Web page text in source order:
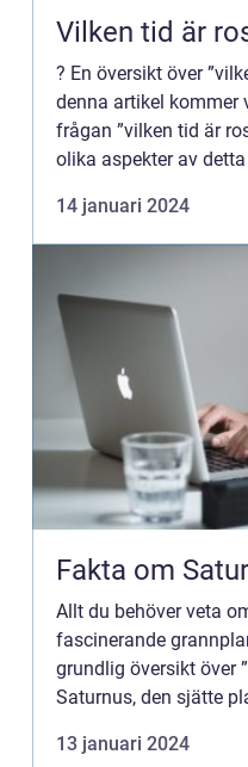
Vilken tid är
? En översikt över
denna artikel kommer
frågan ”vilken tid är
olika aspekter av
14 januari 2024
Fakta om
Allt du behöver veta
fascinerande
grundlig översikt över
Saturnus, den sjätte
fascinerande ...
13 januari 2024